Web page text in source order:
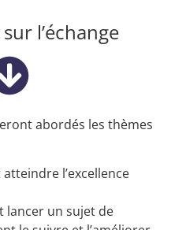
l’échange
abordés les thèmes
l’excellence
lancer un sujet de